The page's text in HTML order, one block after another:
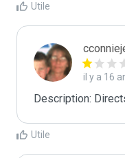
Utile
il y a 16
Description:
Utile